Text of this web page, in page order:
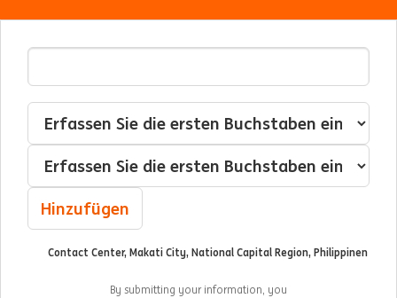
E-Mail-Adresse
Interessensschwerpunkte
Kategorie
Ort
Hinzufügen
Contact Center, Makati City, National Capital Region, Philippinen
By submitting your information, you